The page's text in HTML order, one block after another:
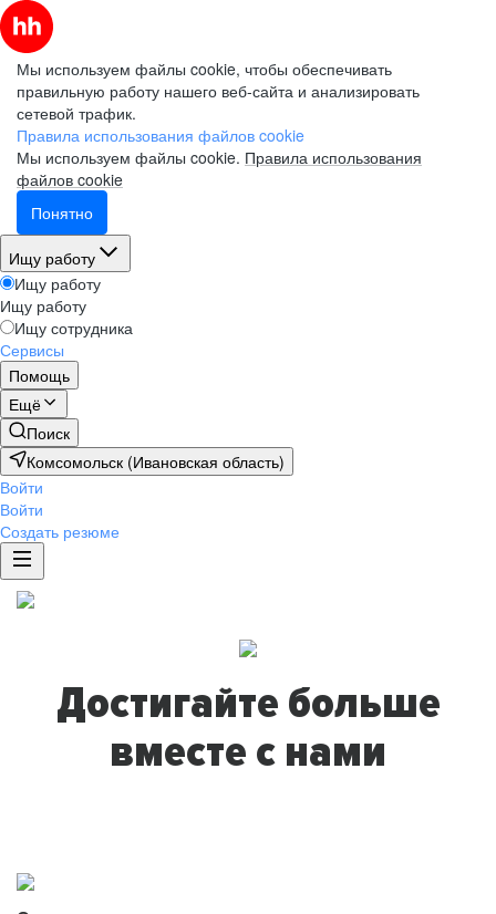
Мы используем файлы cookie, чтобы обеспечивать
правильную работу нашего веб-сайта и анализировать
сетевой трафик.
Правила использования файлов cookie
Мы используем файлы cookie. Правила использования
файлов cookie
Понятно
Ищу работу
Ищу работу
Ищу работу
Ищу сотрудника
Сервисы
Помощь
Ещё
Поиск
Комсомольск (Ивановская область)
Войти
Войти
Создать резюме
Достигайте больше
вместе с нами